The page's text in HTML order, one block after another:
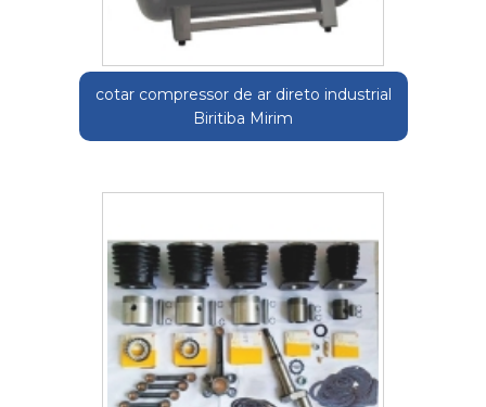
cotar compressor de ar direto industrial
Biritiba Mirim